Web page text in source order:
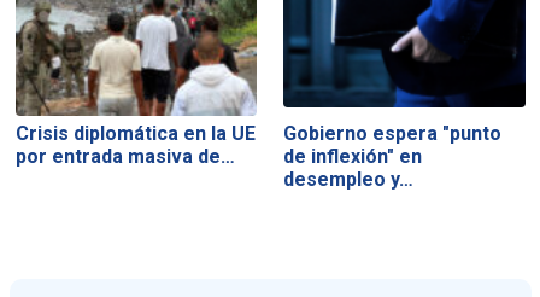
Crisis diplomática en la UE
por entrada masiva de…
Gobierno espera "punto
de inflexión" en
desempleo y…